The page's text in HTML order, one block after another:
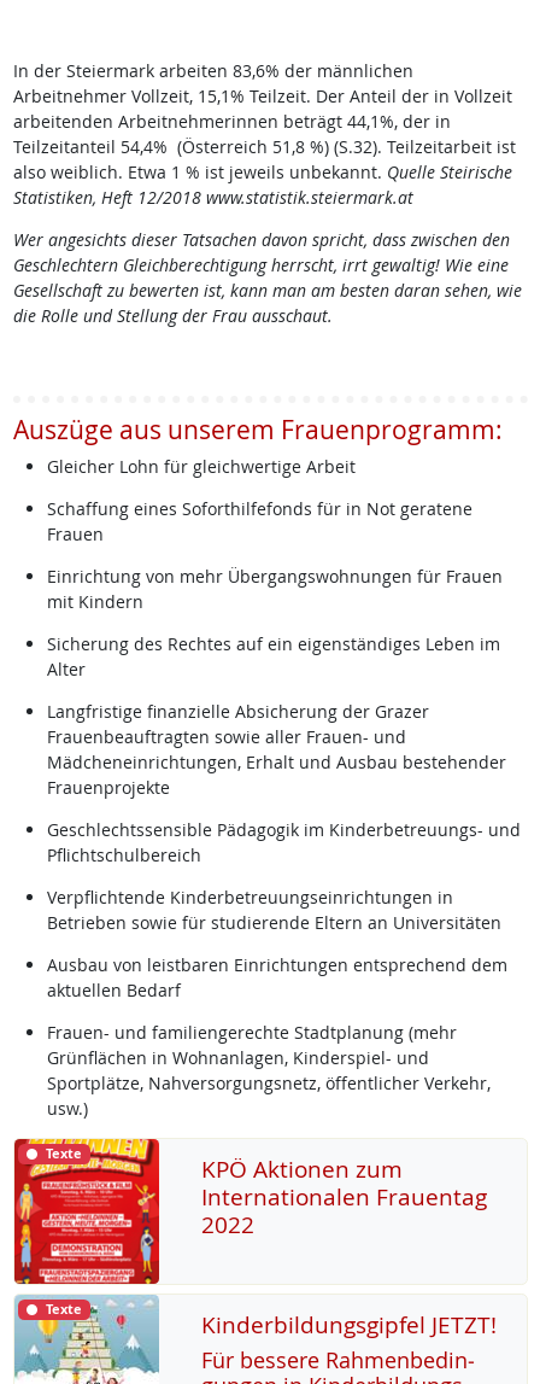
In der Steiermark arbeiten 83,6% der männlichen
Arbeitnehmer Vollzeit, 15,1% Teilzeit. Der Anteil der in Vollzeit
arbeitenden Arbeitnehmerinnen beträgt 44,1%, der in
Teilzeitanteil 54,4% (Österreich 51,8 %) (S.32). Teilzeitarbeit ist
also weiblich. Etwa 1 % ist jeweils unbekannt. Quelle Steirische
Statistiken, Heft 12/2018 www.statistik.steiermark.at
Wer angesichts dieser Tatsachen davon spricht, dass zwischen den
Geschlechtern Gleichberechtigung herrscht, irrt gewaltig! Wie eine
Gesellschaft zu bewerten ist, kann man am besten daran sehen, wie
die Rolle und Stellung der Frau ausschaut.
Auszüge aus unserem Frauenprogramm:
Gleicher Lohn für gleichwertige Arbeit
Schaffung eines Soforthilfefonds für in Not geratene
Frauen
Einrichtung von mehr Übergangswohnungen für Frauen
mit Kindern
Sicherung des Rechtes auf ein eigenständiges Leben im
Alter
Langfristige finanzielle Absicherung der Grazer
Frauenbeauftragten sowie aller Frauen- und
Mädcheneinrichtungen, Erhalt und Ausbau bestehender
Frauenprojekte
Geschlechtssensible Pädagogik im Kinderbetreuungs- und
Pflichtschulbereich
Verpflichtende Kinderbetreuungseinrichtungen in
Betrieben sowie für studierende Eltern an Universitäten
Ausbau von leistbaren Einrichtungen entsprechend dem
aktuellen Bedarf
Frauen- und familiengerechte Stadtplanung (mehr
Grünflächen in Wohnanlagen, Kinderspiel- und
Sportplätze, Nahversorgungsnetz, öffentlicher Verkehr,
usw.)
Texte
KPÖ Aktionen zum
Internationalen Frauentag
2022
Texte Kinderbildungsgipfel JETZT!
Für bes­se­re Rah­men­be­din­